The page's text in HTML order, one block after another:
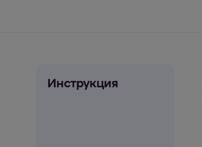
Инструкция